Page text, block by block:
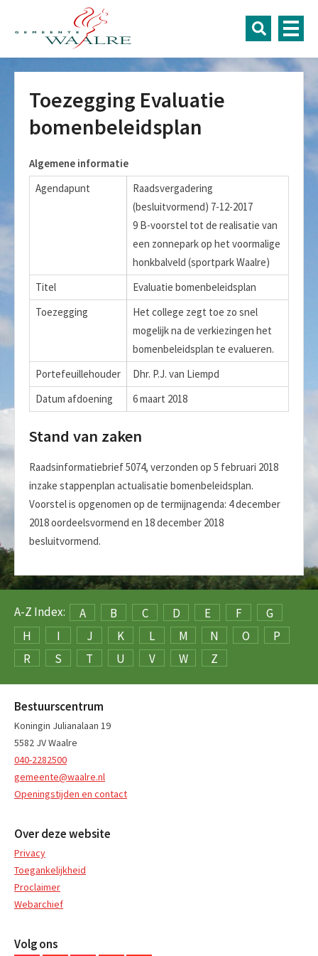
Toezegging Evaluatie
bomenbeleidsplan
Algemene informatie
Agendapunt
Raadsvergadering
(besluitvormend) 7-12-2017
9 B-voorstel tot de realisatie van
een zonnepark op het voormalige
honkbalveld (sportpark Waalre)
Titel
Evaluatie bomenbeleidsplan
Toezegging
Het college zegt toe zo snel
mogelijk na de verkiezingen het
bomenbeleidsplan te evalueren.
Portefeuillehouder
Dhr. P.J. van Liempd
Datum afdoening
6 maart 2018
Stand van zaken
Raadsinformatiebrief 5074, verzonden op 5 februari 2018
inzake stappenplan actualisatie bomenbeleidsplan.
Voorstel is opgenomen op de termijnagenda: 4 december
2018 oordeelsvormend en 18 december 2018
besluitvormend.
A-Z Index: A B C D E F
G
H
I J K L M N O
P
R
S T U V W Z
Bestuurscentrum
Koningin Julianalaan 19
5582 JV Waalre
040-2282500
gemeente@waalre.nl
Openingstijden en contact
Over deze website
Privacy
Toegankelijkheid
Proclaimer
Webarchief
Volg ons